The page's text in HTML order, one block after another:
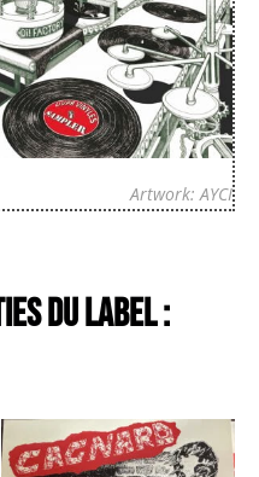
Artwork: AYCI
du label :